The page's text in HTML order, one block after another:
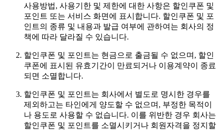
사용방법, 사용기한 및 제한에 대한 사항은 할인쿠폰 및
포인트 또는 서비스 화면에 표시합니다. 할인쿠폰 및 포
인트의 종류 및 내용과 발급 여부에 관하여는 회사의 정
책에 따라 달라질 수 있습니다.
할인쿠폰 및 포인트는 현금으로 출금될 수 없으며, 할인
쿠폰에 표시된 유효기간이 만료되거나 이용계약이 종료
되면 소멸합니다.
할인쿠폰 및 포인트는 회사에서 별도로 명시한 경우를
제외하고는 타인에게 양도할 수 없으며, 부정한 목적이
나 용도로 사용할 수 없습니다. 이를 위반한 경우 회사는
할인쿠폰 및 포인트를 소멸시키거나 회원자격을 정지할